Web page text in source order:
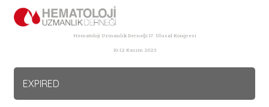
Hematoloji Uzmanlık Derneği 17. Ulusal Kongresi
10-12 Kasım 2023
EXPIRED